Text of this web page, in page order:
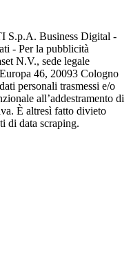
S.p.A. Business Digital -
- Per la pubblicità
N.V., sede legale
46, 20093 Cologno
personali trasmessi e/o
all’addestramento di
È altresì fatto divieto
di data scraping.